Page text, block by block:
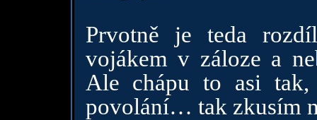
Prvotně je teda
vojákem v záloze a
Ale chápu to asi
povolání… tak zkusím